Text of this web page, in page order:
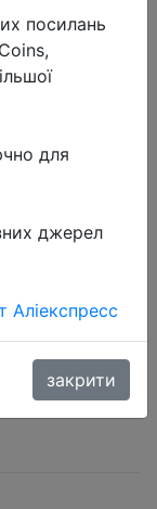
Oil
посилань
для
джерел
Аліекспресс
закрити